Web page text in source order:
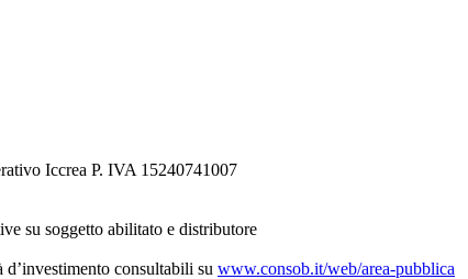
Iccrea P. IVA 15240741007
su soggetto abilitato e distributore
consultabili su www.consob.it/web/area-pubblica